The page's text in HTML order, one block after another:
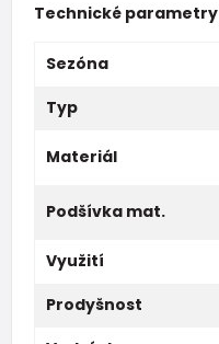
Technické parametry
Sezóna
Typ
Materiál
Podšívka mat.
Využití
Prodyšnost